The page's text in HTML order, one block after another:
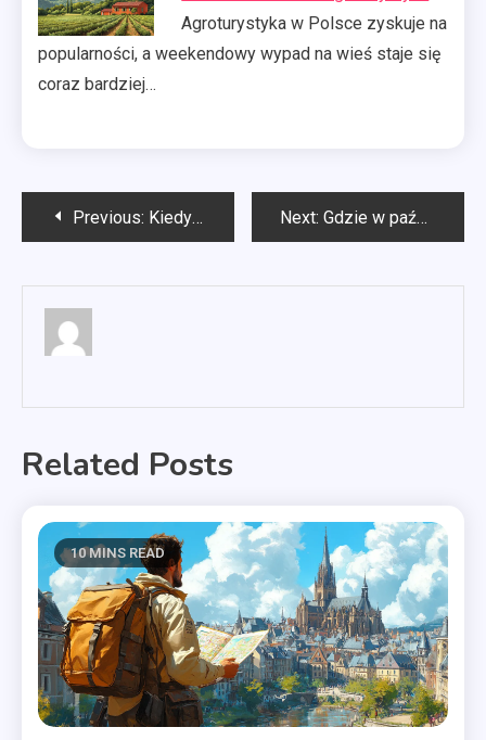
Agroturystyka w Polsce zyskuje na
popularności, a weekendowy wypad na wieś staje się
coraz bardziej…
Nawigacja
Previous: Kiedy potrzebny przewodnik górski? Next: Gdzie w październiku na wakacje za granice?
Related Posts
10 MINS READ